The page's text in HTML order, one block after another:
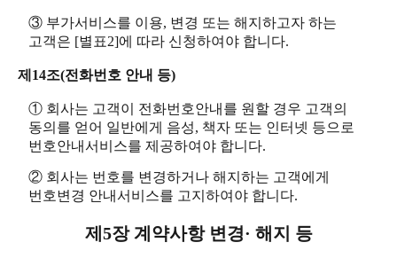
③ 부가서비스를 이용, 변경 또는 해지하고자 하는
고객은 [별표2]에 따라 신청하여야 합니다.
제14조(전화번호 안내 등)
① 회사는 고객이 전화번호안내를 원할 경우 고객의
동의를 얻어 일반에게 음성, 책자 또는 인터넷 등으로
번호안내서비스를 제공하여야 합니다.
② 회사는 번호를 변경하거나 해지하는 고객에게
번호변경 안내서비스를 고지하여야 합니다.
제5장 계약사항 변경· 해지 등